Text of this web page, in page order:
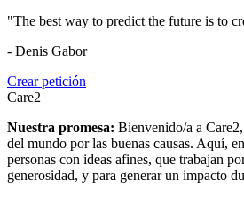
"The best way to predict the future is to
- Denis Gabor
Crear petición
Care2
Nuestra promesa: Bienvenido/a a
del mundo por las buenas causas. Aquí,
personas con ideas afines, que trabajan
generosidad, y para generar un impacto